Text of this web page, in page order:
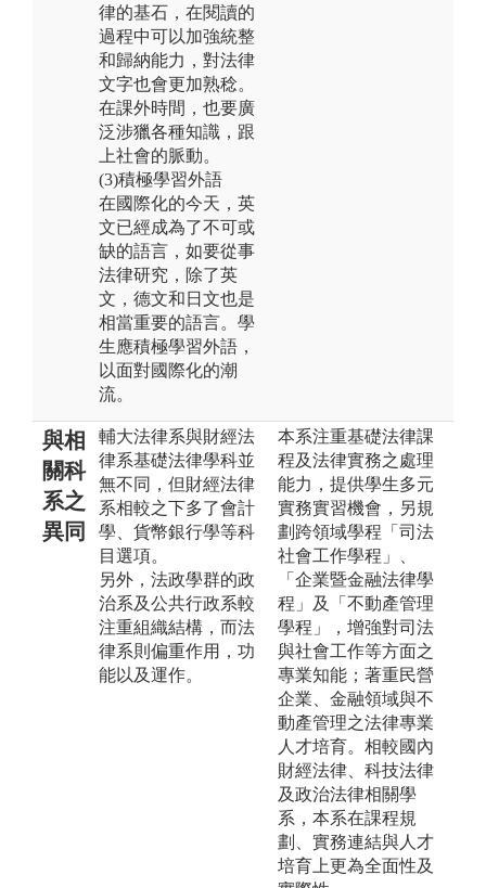
律的基石，在閱讀的
過程中可以加強統整
和歸納能力，對法律
文字也會更加熟稔。
在課外時間，也要廣
泛涉獵各種知識，跟
上社會的脈動。
(3)積極學習外語
在國際化的今天，英
文已經成為了不可或
缺的語言，如要從事
法律研究，除了英
文，德文和日文也是
相當重要的語言。學
生應積極學習外語，
以面對國際化的潮
流。
與相
關科
系之
異同
輔大法律系與財經法
律系基礎法律學科並
無不同，但財經法律
系相較之下多了會計
學、貨幣銀行學等科
目選項。
另外，法政學群的政
治系及公共行政系較
注重組織結構，而法
律系則偏重作用，功
能以及運作。
本系注重基礎法律課
程及法律實務之處理
能力，提供學生多元
實務實習機會，另規
劃跨領域學程「司法
社會工作學程」、
「企業暨金融法律學
程」及「不動產管理
學程」，增強對司法
與社會工作等方面之
專業知能；著重民營
企業、金融領域與不
動產管理之法律專業
人才培育。相較國內
財經法律、科技法律
及政治法律相關學
系，本系在課程規
劃、實務連結與人才
培育上更為全面性及